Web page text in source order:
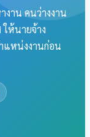
งาน คนว่างงาน
ห้นายจ้าง
แหน่งงานก่อน